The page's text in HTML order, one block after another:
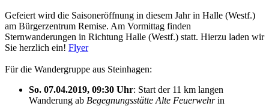
Gefeiert wird die Saisoneröffnung in diesem Jahr in Halle (Westf.)
am Bürgerzentrum Remise. Am Vormittag finden
Sternwanderungen in Richtung Halle (Westf.) statt. Hierzu laden wir
Sie herzlich ein! Flyer
Für die Wandergruppe aus Steinhagen:
So. 07.04.2019, 09:30 Uhr: Start der 11 km langen
Wanderung ab Begegnungsstätte Alte Feuerwehrin